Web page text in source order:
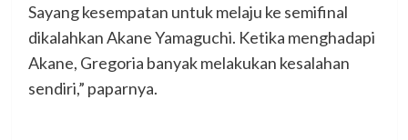
Sayang kesempatan untuk melaju ke semifinal
dikalahkan Akane Yamaguchi. Ketika menghadapi
Akane, Gregoria banyak melakukan kesalahan
sendiri,” paparnya.